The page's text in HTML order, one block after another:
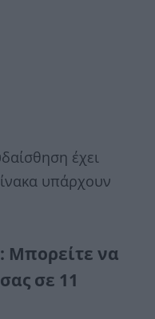
έχει
υπάρχουν
Μπορείτε να
σε 11